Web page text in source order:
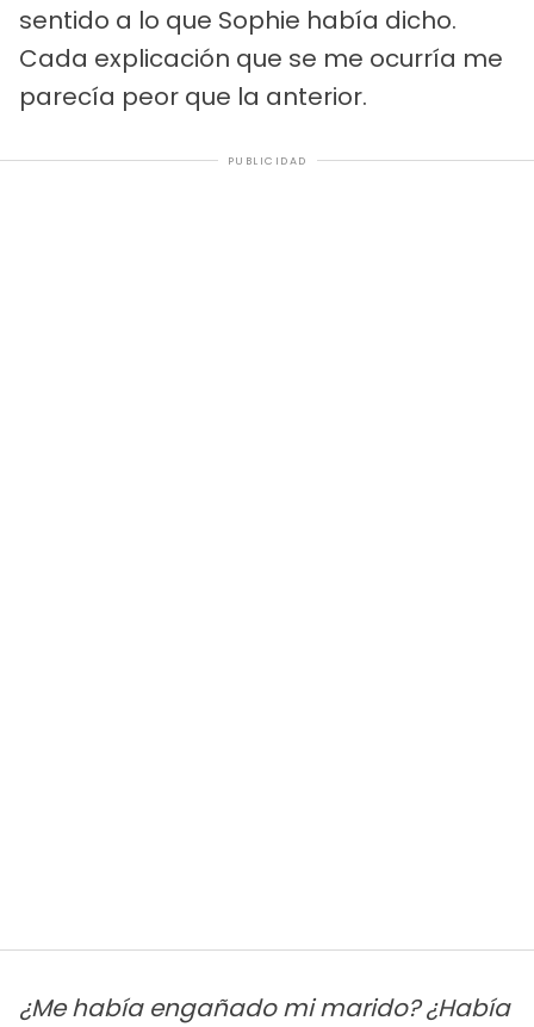
sentido a lo que Sophie había dicho.
Cada explicación que se me ocurría me
parecía peor que la anterior.
PUBLICIDAD
¿Me había engañado mi marido? ¿Había